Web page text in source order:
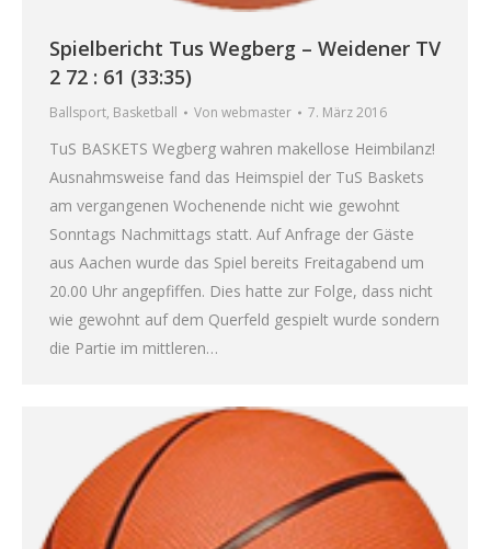
Spielbericht Tus Wegberg – Weidener TV
2 72 : 61 (33:35)
Ballsport, Basketball Von webmaster 7. März 2016
TuS BASKETS Wegberg wahren makellose Heimbilanz!
Ausnahmsweise fand das Heimspiel der TuS Baskets
am vergangenen Wochenende nicht wie gewohnt
Sonntags Nachmittags statt. Auf Anfrage der Gäste
aus Aachen wurde das Spiel bereits Freitagabend um
20.00 Uhr angepfiffen. Dies hatte zur Folge, dass nicht
wie gewohnt auf dem Querfeld gespielt wurde sondern
die Partie im mittleren…